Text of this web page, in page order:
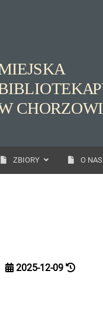
ZBIORY O NAS
2025-12-09